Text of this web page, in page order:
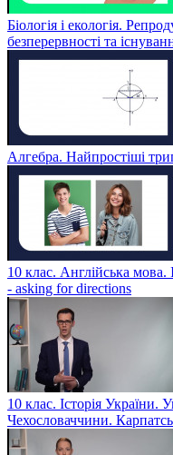
Біологія і екологія.
безперервності та
Алгебра. Найпростіші
10 клас. Англійська
- asking for directions
10 клас. Історія України.
Чехословаччини.